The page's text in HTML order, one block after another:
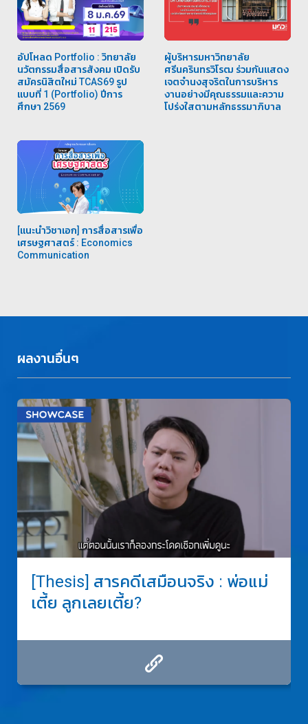
อัปโหลด Portfolio : วิทยาลัย
นวัตกรรมสื่อสารสังคม เปิดรับ
สมัครนิสิตใหม่ TCAS69 รูป
แบบที่ 1 (Portfolio) ปีการ
ศึกษา 2569
ผู้บริหารมหาวิทยาลัย
ศรีนครินทรวิโรฒ ร่วมกันแสดง
เจตจำนงสุจริตในการบริหาร
งานอย่างมีคุณธรรมและความ
โปร่งใสตามหลักธรรมาภิบาล
[แนะนำวิชาเอก] การสื่อสารเพื่อ
เศรษฐศาสตร์ : Economics
Communication
ผลงานอื่นๆ
[Thesis] สารคดีเสมือนจริง : พ่อแม่
เตี้ย ลูกเลยเตี้ย?